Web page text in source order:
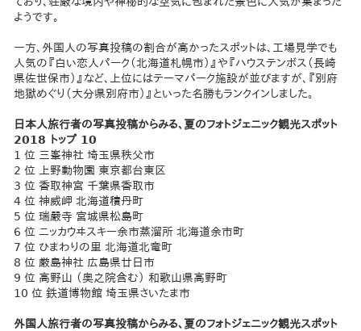
ようです。
一方、外国人の写真投稿の割合が高かったスポットは、工場見学でも
人気の『白い恋人パーク（北海道札幌市）』や『ハウステンボス（長崎
県佐世保市）』など、上位にはテーマパーク施設が並びますが、『別府
地獄めぐり（大分県別府市）』といった名勝もランクインしました。
日本人旅行者の写真投稿からみる、夏のフォトジェニック観光スポット
2018 トップ 10
1 位 三峯神社 埼玉県秩父市
2 位 上野動物園 東京都台東区
3 位 香取神宮 千葉県香取市
4 位 神威岬 北海道積丹町
5 位 瑞嚴寺 宮城県松島町
6 位 ニッカウヰスキー余市蒸溜所 北海道余市町
7 位 ひまわりの里 北海道北竜町
8 位 厳島神社 広島県廿日市
9 位 高野山 （奥之院含む） 和歌山県高野町
10 位 鉄道博物館 埼玉県さいたま市
外国人旅行者の写真投稿からみる、夏のフォトジェニック観光スポット